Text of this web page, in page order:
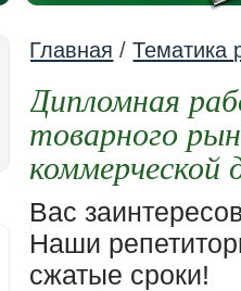
Главная /Тематика
Дипломная
товарного
коммерческой
Вас
Наши
сжатые сроки!